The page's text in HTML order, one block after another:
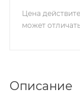
Цена
может
Описание